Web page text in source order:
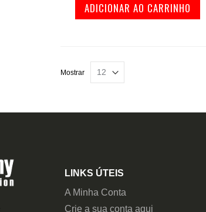
ADICIONAR AO CARRINHO
Mostrar
LINKS ÚTEIS
A Minha Conta
Crie a sua conta aqui